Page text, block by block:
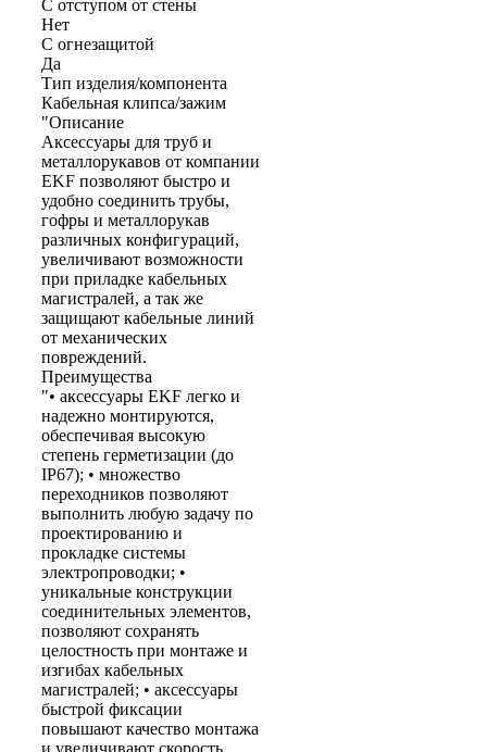
С отступом от стены
Нет
С огнезащитой
Да
Тип изделия/компонента
Кабельная клипса/зажим
"Описание
Аксессуары для труб и
металлорукавов от компании
EKF позволяют быстро и
удобно соединить трубы,
гофры и металлорукав
различных конфигураций,
увеличивают возможности
при приладке кабельных
магистралей, а так же
защищают кабельные линий
от механических
повреждений.
Преимущества
"• аксессуары EKF легко и
надежно монтируются,
обеспечивая высокую
степень герметизации (до
IP67); • множество
переходников позволяют
выполнить любую задачу по
проектированию и
прокладке системы
электропроводки; •
уникальные конструкции
соединительных элементов,
позволяют сохранять
целостность при монтаже и
изгибах кабельных
магистралей; • аксессуары
быстрой фиксации
повышают качество монтажа
и увеличивают скорость